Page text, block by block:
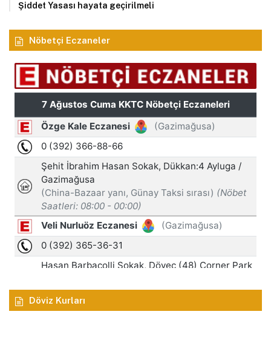
Şiddet Yasası hayata geçirilmeli
Nöbetçi Eczaneler
Döviz Kurları